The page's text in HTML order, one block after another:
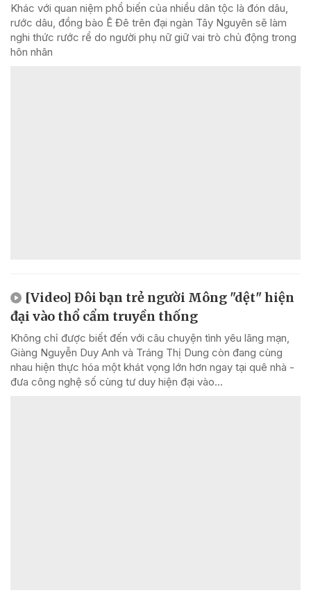
Khác với quan niệm phổ biến của nhiều dân tộc là đón dâu,
rước dâu, đồng bào Ê Đê trên đại ngàn Tây Nguyên sẽ làm
nghi thức rước rể do người phụ nữ giữ vai trò chủ động trong
hôn nhân
[Video] Đôi bạn trẻ người Mông "dệt" hiện
đại vào thổ cẩm truyền thống
Không chỉ được biết đến với câu chuyện tình yêu lãng mạn,
Giàng Nguyễn Duy Anh và Tráng Thị Dung còn đang cùng
nhau hiện thực hóa một khát vọng lớn hơn ngay tại quê nhà -
đưa công nghệ số cùng tư duy hiện đại vào...